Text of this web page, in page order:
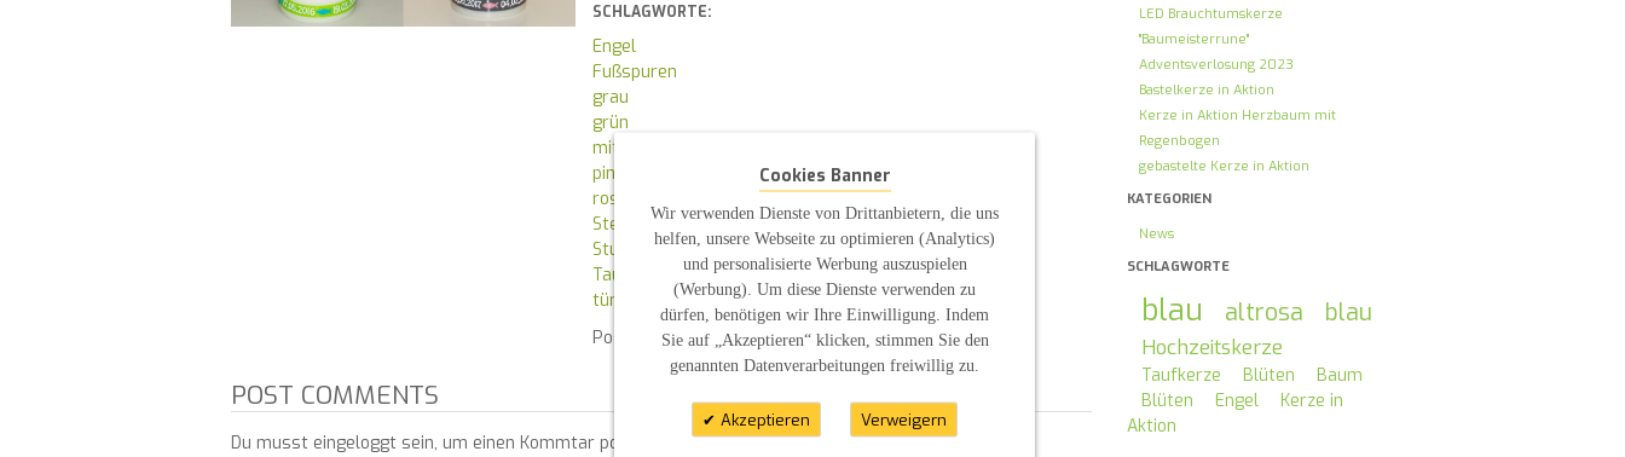
SCHLAGWORTE:
Engel
Fußspuren
grau
grün
mit Taufspruch
pink
rosa
Sterne
Stumpenkerze
Taufkerze
türkis
Posted inNews By :S P
POST COMMENTS
Du musst eingeloggt sein, um einen Kommtar posten zu können.
LED Brauchtumskerze
"Baumeisterrune"
Adventsverlosung 2023
Bastelkerze in Aktion
Kerze in Aktion Herzbaum mit
Regenbogen
gebastelte Kerze in Aktion
KATEGORIEN
News
SCHLAGWORTE
blau altrosa blau
Hochzeitskerze
Taufkerze Blüten
Baum
Blüten
Engel
Kerze in
Aktion
Cookies Banner
Wir verwenden Dienste von Drittanbietern, die uns
helfen, unsere Webseite zu optimieren (Analytics)
und personalisierte Werbung auszuspielen
(Werbung). Um diese Dienste verwenden zu
dürfen, benötigen wir Ihre Einwilligung. Indem
Sie auf „Akzeptieren“ klicken, stimmen Sie den
genannten Datenverarbeitungen freiwillig zu.
Akzeptieren Verweigern